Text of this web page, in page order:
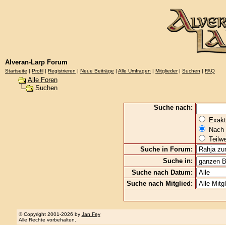
Alveran-Larp Forum
Startseite | Profil | Registrieren | Neue Beiträge | Alle Umfragen | Mitglieder| Suchen | FAQ
Alle Foren
Suchen
Suche nach:
Suche in Forum:
Suche in:
Suche nach Datum:
Suche nach Mitglied:
© Copyright 2001-2026 by Jan Fey
Alle Rechte vorbehalten.